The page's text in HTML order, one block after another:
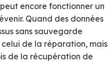
encore fonctionner un
Quand des données
sans sauvegarde
celui de la réparation, mais
de la récupération de